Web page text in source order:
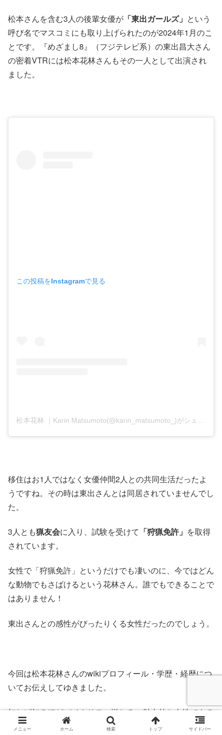
松本さんを含む3人の後輩女優が 「東出ガールズ」 という
呼び名でマスコミにも取り上げられたのが2024年1月のこ
とです。『めざまし8』（フジテレビ系）の東出昌大さん
の密着VTRには松本花林さんもその一人として出演され
ました。
この投稿をInstagramで見る
移住はお1人ではなく女優仲間2人との共同生活だったよ
うですね。その時は東出さんとは同居されていませんでし
た。
3人とも猟友会に入り、試験を受けて 「狩猟免許」 を取得
されています。
女性で「狩猟免許」というだけでも凄いのに、今ではどん
な動物でもさばけるという花林さん。誰でもできることで
はありません！
東出さんとの感性がぴったりくる女性だったのでしょう。
今回は松本花林さんのwikiプロフィール・学歴・経歴につ
いてお伝えしてゆきました。
知れば知るほどバイタリティ溢れる、魅力的な女性である
ことがわかりました！
メニュー ホーム 検索 トップ サイドバー